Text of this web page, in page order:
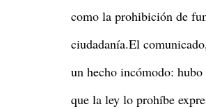
como la prohibición de
ciudadanía.El
un hecho incómodo:
que la ley lo prohíbe